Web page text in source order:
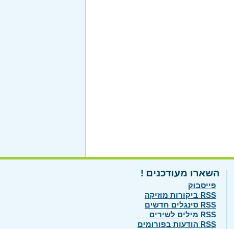
השארו מעודכנים !
פייסבוק
RSS ביקורות מוזיקה
RSS סינגלים חדשים
RSS מילים לשירים
RSS הודעות בפורומים